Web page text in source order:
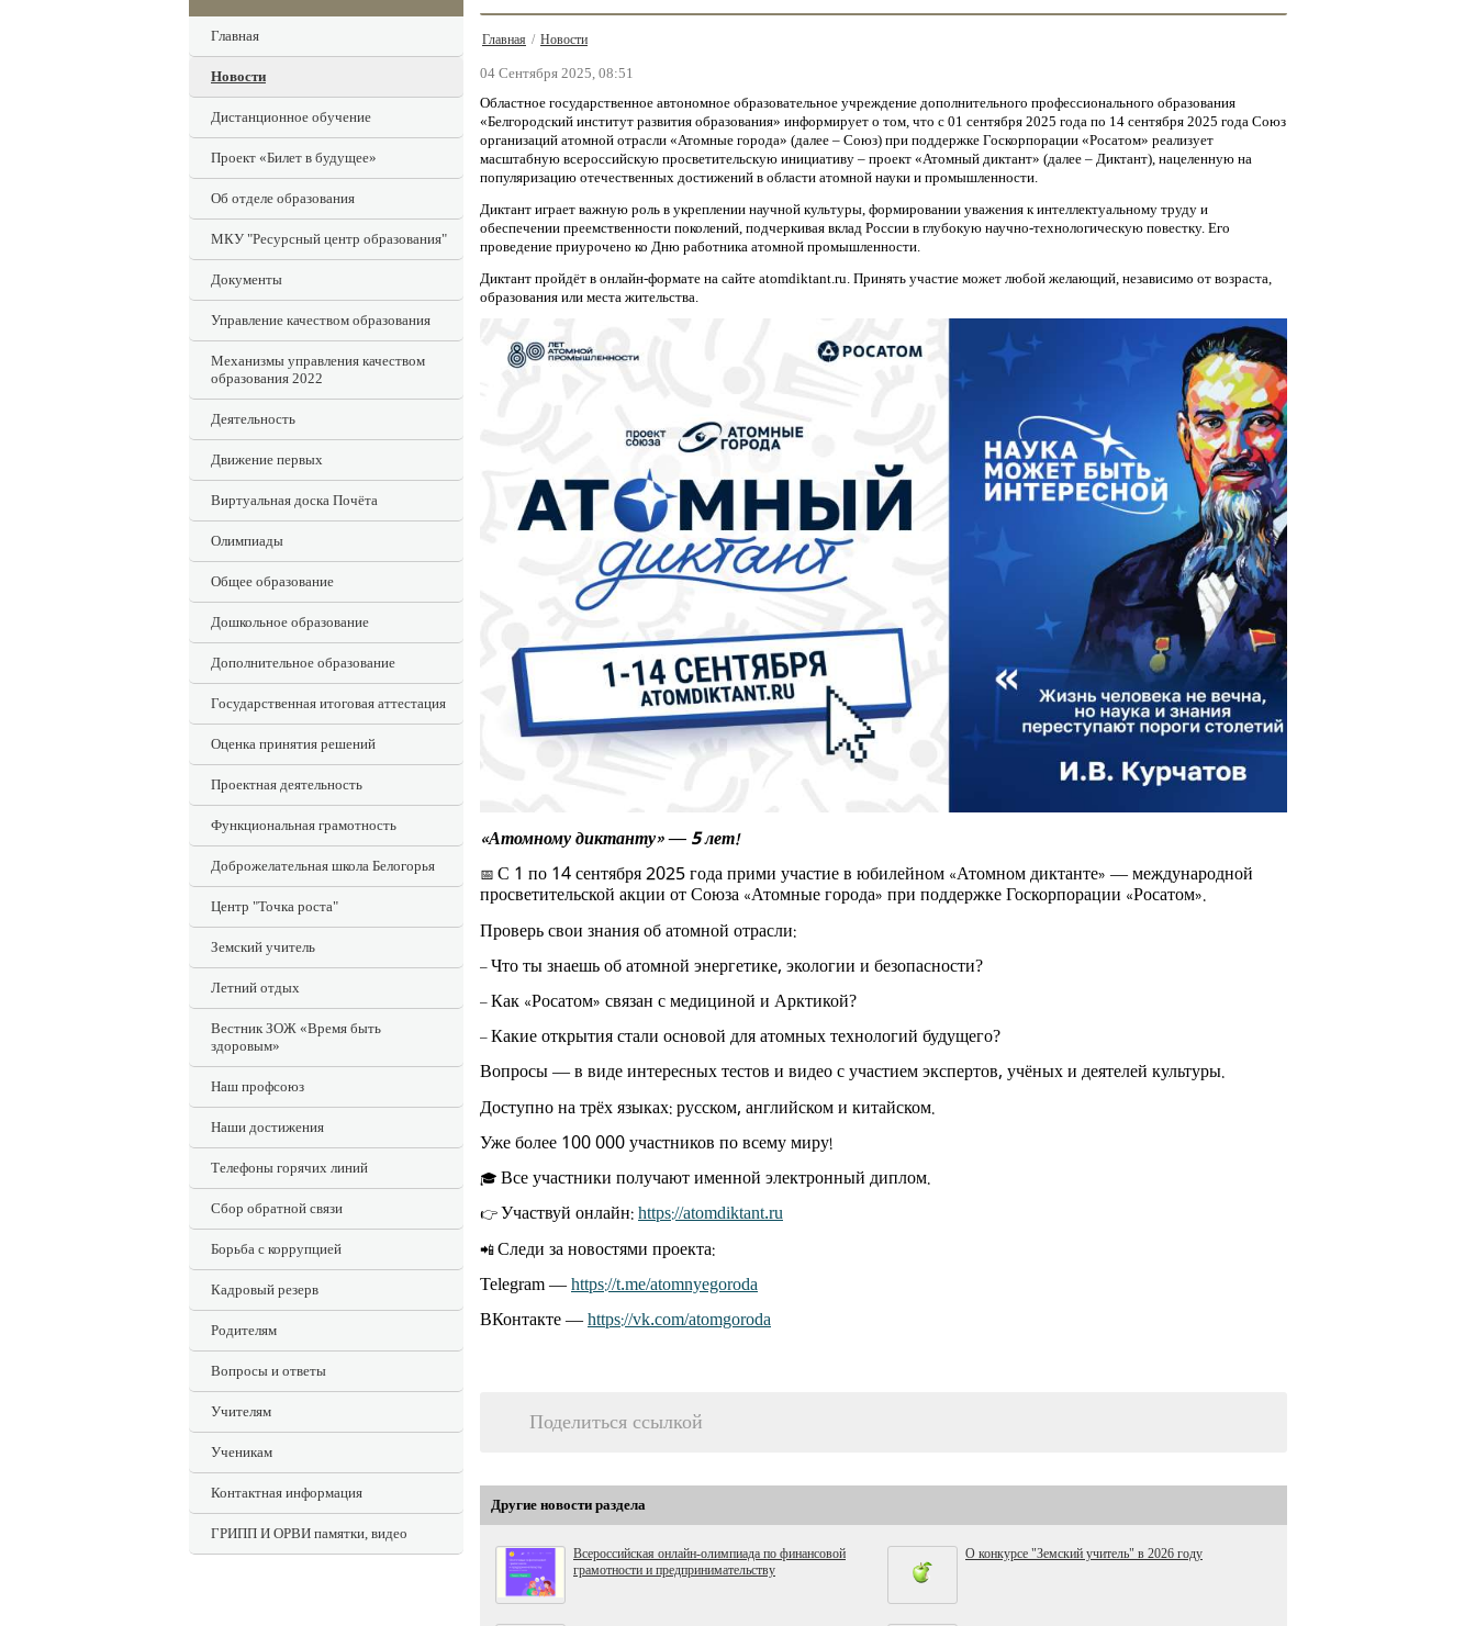
Главная
Новости
Дистанционное обучение
Проект «Билет в будущее»
Об отделе образования
МКУ "Ресурсный центр образования"
Документы
Управление качеством образования
Механизмы управления качеством
образования 2022
Деятельность
Движение первых
Виртуальная доска Почёта
Олимпиады
Общее образование
Дошкольное образование
Дополнительное образование
Государственная итоговая аттестация
Оценка принятия решений
Проектная деятельность
Функциональная грамотность
Доброжелательная школа Белогорья
Центр "Точка роста"
Земский учитель
Летний отдых
Вестник ЗОЖ «Время быть
здоровым»
Наш профсоюз
Наши достижения
Телефоны горячих линий
Сбор обратной связи
Борьба с коррупцией
Кадровый резерв
Родителям
Вопросы и ответы
Учителям
Ученикам
Контактная информация
ГРИПП И ОРВИ памятки, видео
Главная / Новости
04 Сентября 2025, 08:51
Областное государственное автономное образовательное учреждение дополнительного профессионального образования
«Белгородский институт развития образования» информирует о том, что с 01 сентября 2025 года по 14 сентября 2025 года Союз
организаций атомной отрасли «Атомные города» (далее – Союз) при поддержке Госкорпорации «Росатом» реализует
масштабную всероссийскую просветительскую инициативу – проект «Атомный диктант» (далее – Диктант), нацеленную на
популяризацию отечественных достижений в области атомной науки и промышленности.
Диктант играет важную роль в укреплении научной культуры, формировании уважения к интеллектуальному труду и
обеспечении преемственности поколений, подчеркивая вклад России в глубокую научно-технологическую повестку. Его
проведение приурочено ко Дню работника атомной промышленности.
Диктант пройдёт в онлайн-формате на сайте atomdiktant.ru. Принять участие может любой желающий, независимо от возраста,
образования или места жительства.
«Атомному диктанту» — 5 лет!
📅 С 1 по 14 сентября 2025 года прими участие в юбилейном «Атомном диктанте» — международной
просветительской акции от Союза «Атомные города» при поддержке Госкорпорации «Росатом».
Проверь свои знания об атомной отрасли:
– Что ты знаешь об атомной энергетике, экологии и безопасности?
– Как «Росатом» связан с медициной и Арктикой?
– Какие открытия стали основой для атомных технологий будущего?
Вопросы — в виде интересных тестов и видео с участием экспертов, учёных и деятелей культуры.
Доступно на трёх языках: русском, английском и китайском.
Уже более 100 000 участников по всему миру!
🎓 Все участники получают именной электронный диплом.
👉 Участвуй онлайн:https://atomdiktant.ru
📲 Следи за новостями проекта:
Telegram —https://t.me/atomnyegoroda
ВКонтакте —https://vk.com/atomgoroda
Поделиться ссылкой
Другие новости раздела
Всероссийская онлайн-олимпиада по финансовой
грамотности и предпринимательству
О конкурсе "Земский учитель" в 2026 году